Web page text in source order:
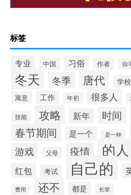
标签
专业 中国 习俗 作者 你
冬天 冬季 唐代 学校
寓意 工作 年初 很多人
技能 攻略 新年 时间
春节期间 是一个 是一种
游戏 父母 疫情 的人
红包 考试 自己的
费用 还不 都是 长辈